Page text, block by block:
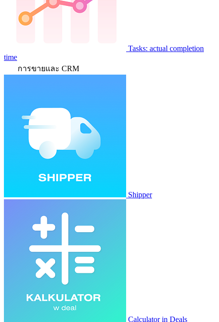
Tasks: actual completion
time
การขายและ CRM
Shipper
Calculator in Deals